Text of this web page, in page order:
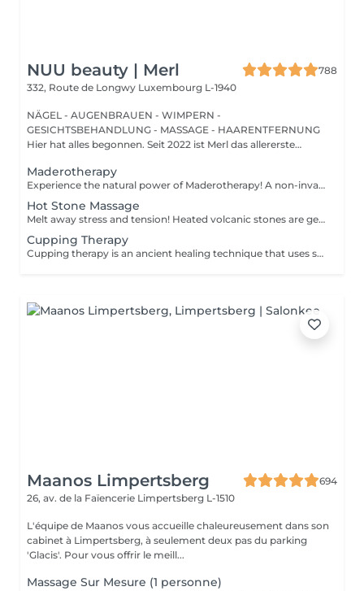
NUU beauty | Merl
788
332, Route de Longwy Luxembourg L-1940
NÄGEL - AUGENBRAUEN - WIMPERN -
GESICHTSBEHANDLUNG - MASSAGE - HAARENTFERNUNG
Hier hat alles begonnen. Seit 2022 ist Merl das allererste
Maderotherapy
Experience the natural power of Maderotherapy! A non-invasive massage technique using wooden tools. It improves circulation and lymphatic drainage, reduces cellulite, helps contour the body, and eliminates excess fluid. Types: - Brazilian: focuses on legs and glutes, helps shape the silhouette; - Abdomen: reduces volume and firms the skin; - Full body: promotes relaxation and overall recovery. Age restrictions: recommended to do from 16 years old. Post-procedure recommendations: do not do sports and any sharp movement for 2-3 hours after the procedure. Frequency: 2-3 times per week, 8-10 sessions. Repeat once in 3-6 months. Contraindications: pregnancy, inflammation, acne, varicose veins in the acute stage.
Hot Stone Massage
Melt away stress and tension! Heated volcanic stones are gently placed and massaged over the body to warm the muscles, increase circulation, and promote a deep state of relaxation. Perfect for relieving tension, easing anxiety, and restoring inner calm. Age restrictions: there are no age restrictions for this procedure. Post procedure recommendations: do not do sport and any sharp movements 2-3 hours after the procedure. Frequency: 1-2 times per week, 10 times in total. Repeat once in 3-6 months.
Cupping Therapy
Cupping therapy is an ancient healing technique that uses special cups to create gentle suction on the skin. This suction promotes blood flow, relieves muscle tension, reduces inflammation, and supports deep relaxation. The treatment can help release toxins, improve circulation, and ease chronic pain or stiffness. *Please note that cupping therapy could just be added to a massage service with includes back massage.
Maanos Limpertsberg
694
26, av. de la Faïencerie Limpertsberg L-1510
L'équipe de Maanos vous accueille chaleureusement dans son
cabinet à Limpertsberg, à seulement deux pas du parking
'Glacis'. Pour vous offrir le meill...
Massage Sur Mesure (1 personne)